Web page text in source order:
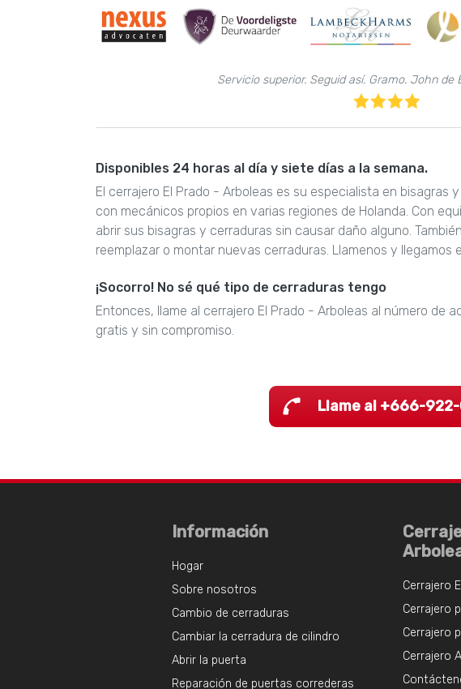
Servicio superior. Seguid así. Gramo. John de
Disponibles 24 horas al día y siete días a la semana.
El cerrajero El Prado - Arboleas es su especialista en bisagras
con mecánicos propios en varias regiones de Holanda. Con
abrir sus bisagras y cerraduras sin causar daño alguno.
reemplazar o montar nuevas cerraduras. Llamenos y
¡Socorro! No sé qué tipo de cerraduras tengo
Entonces, llame al cerrajero El Prado - Arboleas al número de
gratis y sin compromiso.
Llame al +666-
Información
Hogar
Sobre nosotros
Cambio de cerraduras
Cambiar la cerradura de cilindro
Abrir la puerta
Reparación de puertas correderas
Cerrajero
Cerrajero
Cerrajero
Cerrajero